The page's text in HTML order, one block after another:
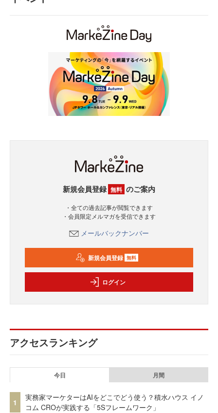
新規会員登録 無料 のご案内
・全ての過去記事が閲覧できます
・会員限定メルマガを受信できます
メールバックナンバー
新規会員登録 無料
ログイン
アクセスランキング
今日 月間
1
実務家マーケターはAIをどこでどう使う？積水ハウス イノ
コム CROが実践する「5Sフレームワーク」